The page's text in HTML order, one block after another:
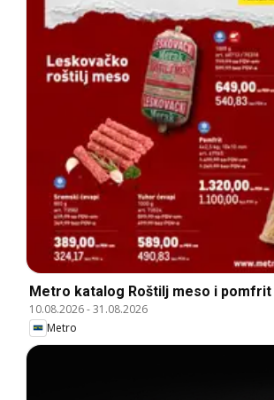
Metro katalog Roštilj meso i pomfrit
10.08.2026-31.08.2026
Metro